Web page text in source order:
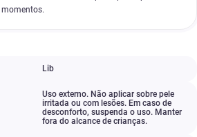
Lib
Uso externo. Não aplicar sobre pele
irritada ou com lesões. Em caso de
desconforto, suspenda o uso. Manter
fora do alcance de crianças.